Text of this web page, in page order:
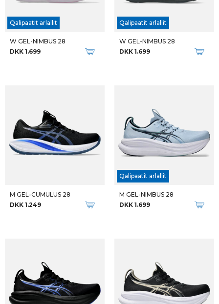
Qalipaatit arlallit
W GEL-NIMBUS 28
DKK 1.699
Qalipaatit arlallit
W GEL-NIMBUS 28
DKK 1.699
M GEL-CUMULUS 28
DKK 1.249
Qalipaatit arlallit
M GEL-NIMBUS 28
DKK 1.699